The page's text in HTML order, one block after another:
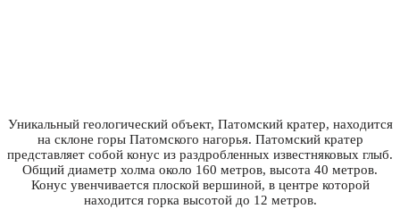
Уникальный геологический объект, Патомский кратер, находится
на склоне горы Патомского нагорья. Патомский кратер
представляет собой конус из раздробленных известняковых глыб.
Общий диаметр холма около 160 метров, высота 40 метров.
Конус увенчивается плоской вершиной, в центре которой
находится горка высотой до 12 метров.